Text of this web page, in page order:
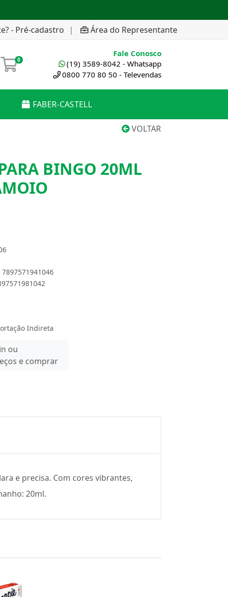
- Pré-cadastro | Área do Representante
0
Fale Conosco
(19) 3589-8042 - Whatsapp
0800 770 80 50 - Televendas
FABER-CASTELL
VOLTAR
BINGO 20ML
Indireta
ou
e comprar
e precisa. Com cores vibrantes,
20ml.